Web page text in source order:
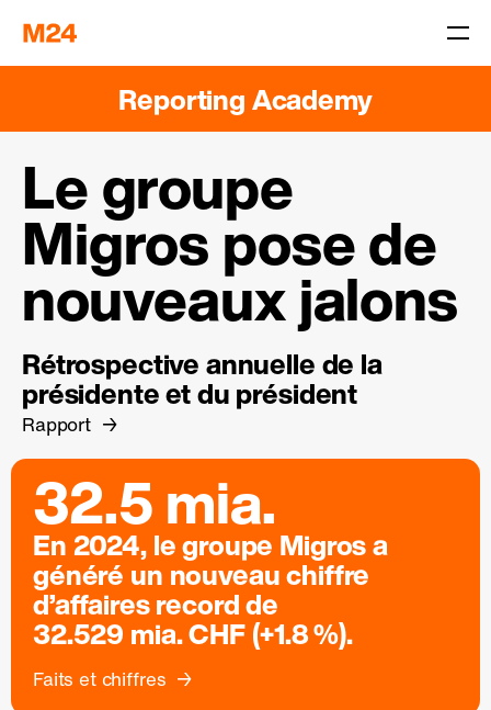
Reporting Academy
Le groupe
Migros pose de
nouveaux jalons
Rétrospective annuelle de la
présidente et du président
Rapport
32.5 mia.
En 2024, le groupe Migros a
généré un nouveau chiffre
d’affaires record de
32.529 mia. CHF (+1.8 %).
Faits et chiffres